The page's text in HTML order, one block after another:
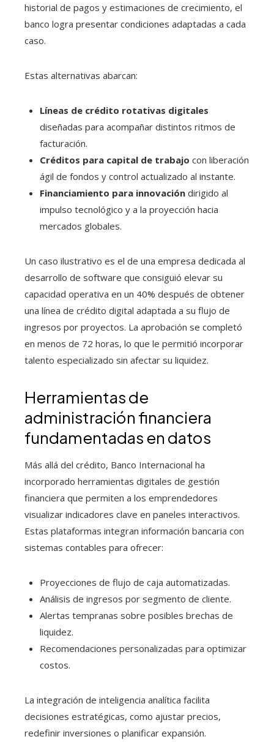
historial de pagos y estimaciones de crecimiento, el
banco logra presentar condiciones adaptadas a cada
caso.
Estas alternativas abarcan:
Líneas de crédito rotativas digitales
diseñadas para acompañar distintos ritmos de
facturación.
Créditos para capital de trabajo con liberación
ágil de fondos y control actualizado al instante.
Financiamiento para innovación dirigido al
impulso tecnológico y a la proyección hacia
mercados globales.
Un caso ilustrativo es el de una empresa dedicada al
desarrollo de software que consiguió elevar su
capacidad operativa en un 40% después de obtener
una línea de crédito digital adaptada a su flujo de
ingresos por proyectos. La aprobación se completó
en menos de 72 horas, lo que le permitió incorporar
talento especializado sin afectar su liquidez.
Herramientas de
administración financiera
fundamentadas en datos
Más allá del crédito, Banco Internacional ha
incorporado herramientas digitales de gestión
financiera que permiten a los emprendedores
visualizar indicadores clave en paneles interactivos.
Estas plataformas integran información bancaria con
sistemas contables para ofrecer:
Proyecciones de flujo de caja automatizadas.
Análisis de ingresos por segmento de cliente.
Alertas tempranas sobre posibles brechas de
liquidez.
Recomendaciones personalizadas para optimizar
costos.
La integración de inteligencia analítica facilita
decisiones estratégicas, como ajustar precios,
redefinir inversiones o planificar expansión.